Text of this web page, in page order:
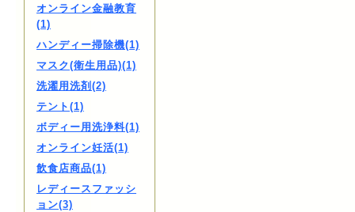
オンライン金融教育
(1)
ハンディー掃除機(1)
マスク(衛生用品)(1)
洗濯用洗剤(2)
テント(1)
ボディー用洗浄料(1)
オンライン妊活(1)
飲食店商品(1)
レディースファッシ
ョン(3)